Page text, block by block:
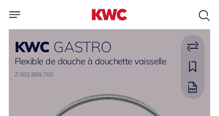
KWC GASTRO
Flexible de douche à douchette vaisselle
Z.502.869.700